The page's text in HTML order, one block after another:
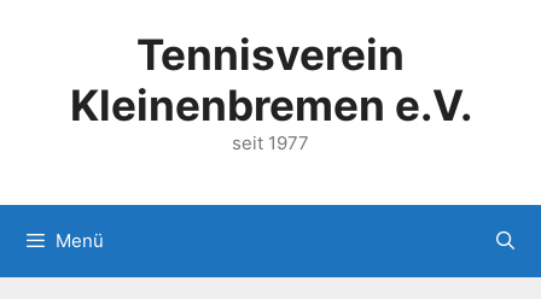
Tennisverein
Kleinenbremen e.V.
seit 1977
Menü